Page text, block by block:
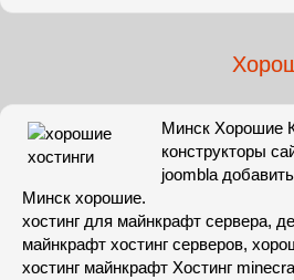
Минск Хорошие
конструкторы
joombla
Минск хорошие.
хостинг для майнкрафт сервера,
майнкрафт хостинг серверов,
хостинг майнкрафт Хостинг